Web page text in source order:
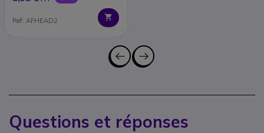
Ref: AFHEAD2
Questions et réponses